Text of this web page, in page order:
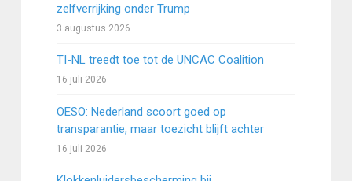
zelfverrijking onder Trump
3 augustus 2026
TI-NL treedt toe tot de UNCAC Coalition
16 juli 2026
OESO: Nederland scoort goed op
transparantie, maar toezicht blijft achter
16 juli 2026